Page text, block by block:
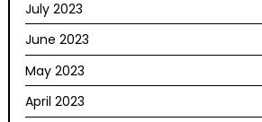
July 2023
June 2023
May 2023
April 2023